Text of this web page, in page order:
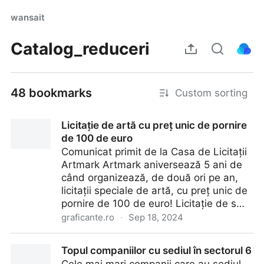
wansait
Catalog_reduceri
48 bookmarks Custom sorting
Licitație de artă cu preț unic de pornire
de 100 de euro
Comunicat primit de la Casa de Licitații
Artmark Artmark aniversează 5 ani de
când organizează, de două ori pe an,
licitații speciale de artă, cu preț unic de
pornire de 100 de euro! Licitație de s…
graficante.ro · Sep 18, 2024
Topul companiilor cu sediul în sectorul 6